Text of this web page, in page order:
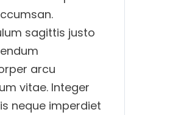
sagittis justo
arcu
vitae. Integer
neque imperdiet